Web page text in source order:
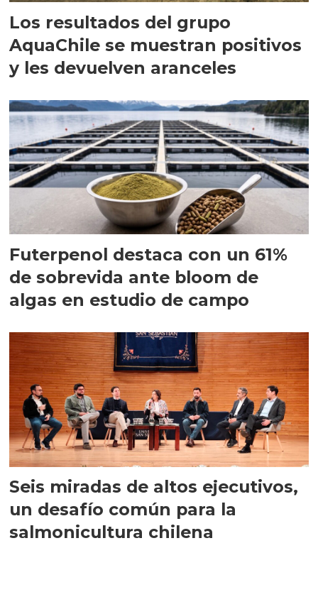
Los resultados del grupo
AquaChile se muestran positivos
y les devuelven aranceles
Futerpenol destaca con un 61%
de sobrevida ante bloom de
algas en estudio de campo
Seis miradas de altos ejecutivos,
un desafío común para la
salmonicultura chilena